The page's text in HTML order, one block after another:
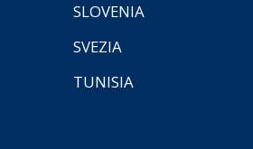
SLOVENIA
SVEZIA
TUNISIA